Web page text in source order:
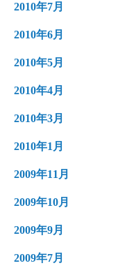
2010年7月
2010年6月
2010年5月
2010年4月
2010年3月
2010年1月
2009年11月
2009年10月
2009年9月
2009年7月